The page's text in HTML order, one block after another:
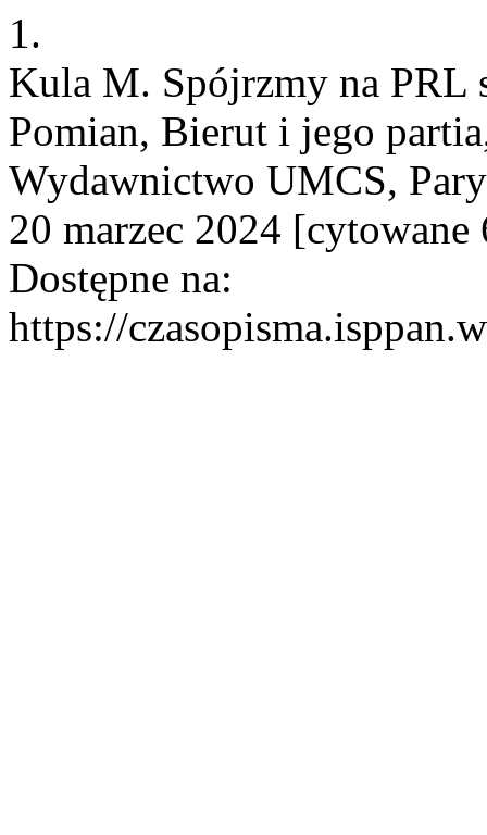
1.
Kula M. Spójrzmy na PRL
Pomian, Bierut i jego
Wydawnictwo UMCS,
20 marzec 2024
Dostępne na:
https://